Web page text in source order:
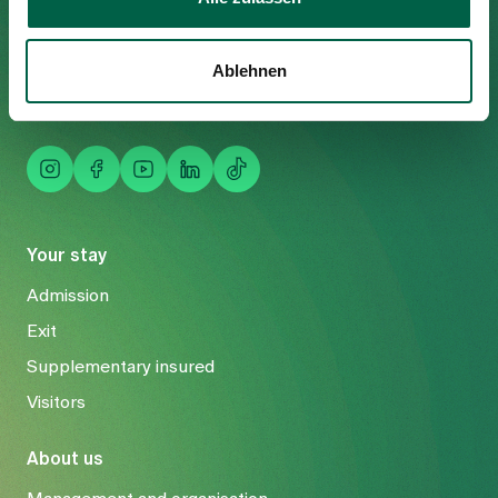
Ablehnen
Your stay
Admission
Exit
Supplementary insured
Visitors
About us
Tel
Mail
info@spitalzollikerberg.ch